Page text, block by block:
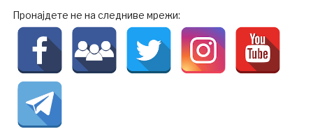
Пронајдете не на следниве мрежи: